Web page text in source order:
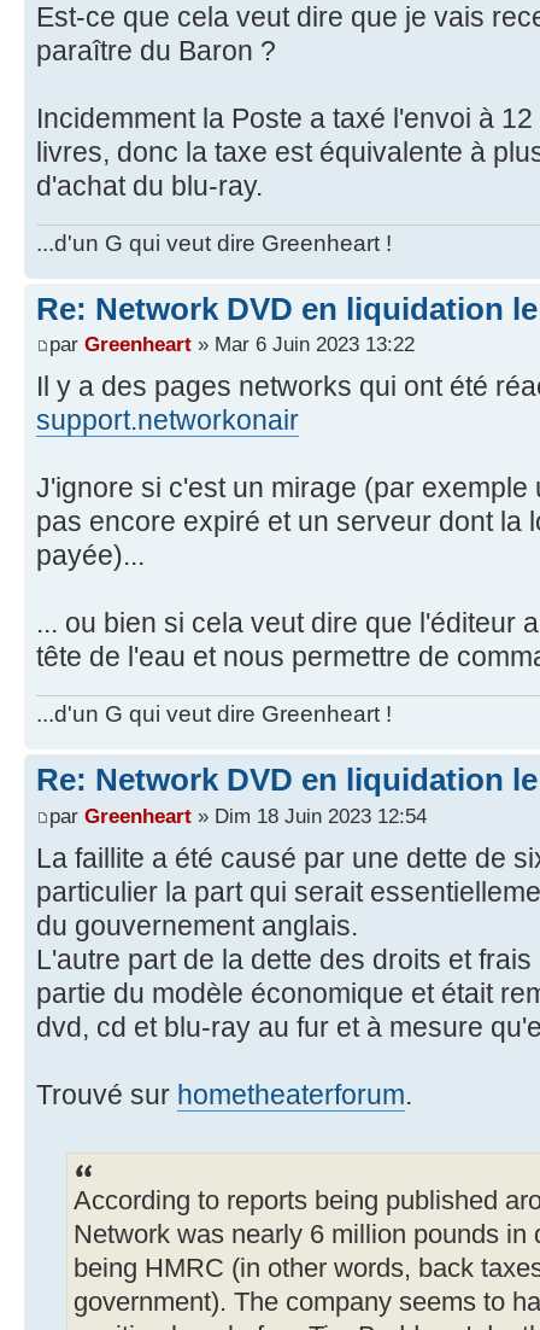
Est-ce que cela veut dire que je vais
paraître du Baron ?
Incidemment la Poste a taxé l'envoi à
livres, donc la taxe est équivalente à
d'achat du blu-ray.
...d'un G qui veut dire Greenheart !
Re: Network DVD en liquidation le
par Greenheart » Mar 6 Juin 2023 13:22
Il y a des pages networks qui ont été
support.networkonair
J'ignore si c'est un mirage (par
pas encore expiré et un serveur dont la
payée)...
... ou bien si cela veut dire que l'éditeur
tête de l'eau et nous permettre de
...d'un G qui veut dire Greenheart !
Re: Network DVD en liquidation le
par Greenheart » Dim 18 Juin 2023 12:54
La faillite a été causé par une dette de
particulier la part qui serait
du gouvernement anglais.
L'autre part de la dette des droits et
partie du modèle économique et était
dvd, cd et blu-ray au fur et à mesure
Trouvé sur hometheaterforum.
According to reports being published
Network was nearly 6 million pounds in
being HMRC (in other words, back
government). The company seems to